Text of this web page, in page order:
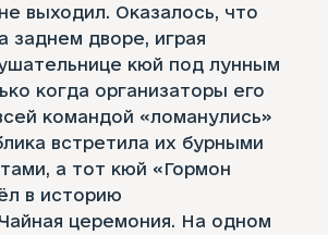
выходил. Оказалось, что
заднем дворе, играя
кюй под лунным
когда организаторы его
командой «ломанулись»
встретила их бурными
а тот кюй «Гормон
в историю
церемония. На одном